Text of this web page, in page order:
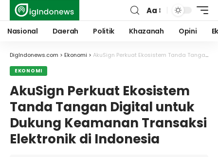
Font
Resizer
Aa
Nasional Daerah Politik Khazanah Opini
DigIndonews.com > Ekonomi > AkuSign Perkuat Ekosistem Tanda Tangan Digital untuk Dukung Keamanan Transaksi Elektronik di Indonesia
EKONOMI
AkuSign Perkuat Ekosistem
Tanda Tangan Digital untuk
Dukung Keamanan Transaksi
Elektronik di Indonesia